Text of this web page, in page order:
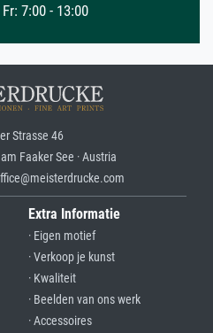
7:00 - 13:00
Strasse 46
Faaker See · Austria
Extra Informatie
· Eigen motief
· Verkoop je kunst
· Kwaliteit
· Beelden van ons werk
· Accessoires